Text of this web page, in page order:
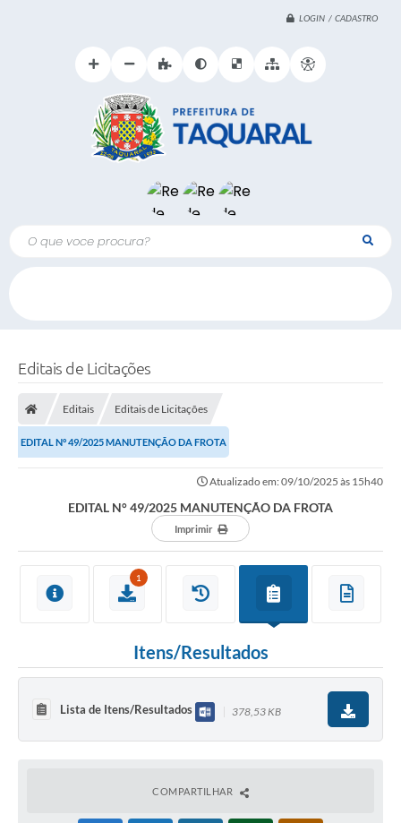
LOGIN / CADASTRO
O que voce procura?
Editais de Licitações
Editais Editais de Licitações
EDITAL N° 49/2025 MANUTENÇÃO DA FROTA
Atualizado em: 09/10/2025 às 15h40
EDITAL N° 49/2025 MANUTENÇÃO DA FROTA
Imprimir
1
Itens/Resultados
Lista de Itens/Resultados 378,53 KB
COMPARTILHAR